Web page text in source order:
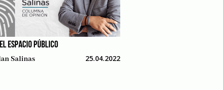
ESPACIO PÚBLICO
Salinas 25.04.2022